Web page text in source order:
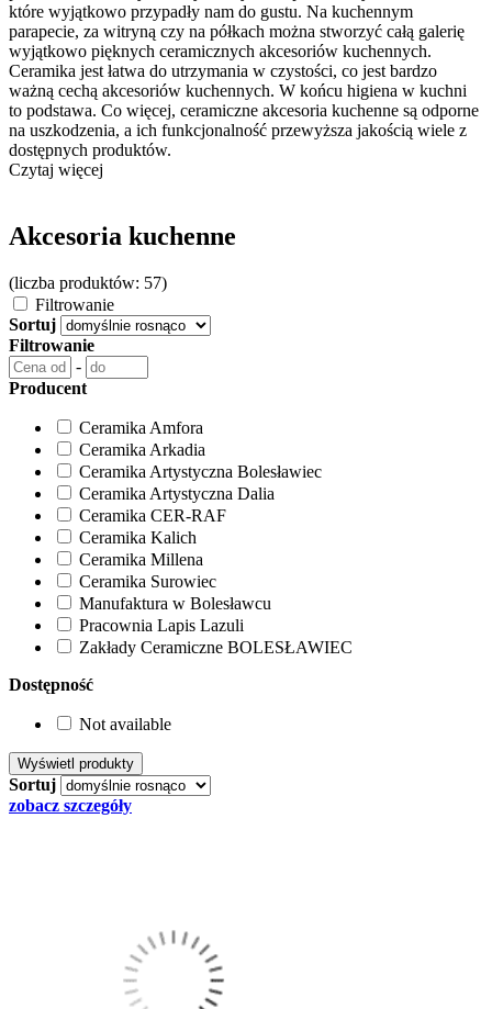
które wyjątkowo przypadły nam do gustu. Na kuchennym
parapecie, za witryną czy na półkach można stworzyć całą galerię
wyjątkowo pięknych ceramicznych akcesoriów kuchennych.
Ceramika jest łatwa do utrzymania w czystości, co jest bardzo
ważną cechą akcesoriów kuchennych. W końcu higiena w kuchni
to podstawa. Co więcej, ceramiczne akcesoria kuchenne są odporne
na uszkodzenia, a ich funkcjonalność przewyższa jakością wiele z
dostępnych produktów.
Czytaj więcej
Akcesoria kuchenne
(liczba produktów: 57)
Filtrowanie
Sortuj
Filtrowanie
-
Producent
Ceramika Amfora
Ceramika Arkadia
Ceramika Artystyczna Bolesławiec
Ceramika Artystyczna Dalia
Ceramika CER-RAF
Ceramika Kalich
Ceramika Millena
Ceramika Surowiec
Manufaktura w Bolesławcu
Pracownia Lapis Lazuli
Zakłady Ceramiczne BOLESŁAWIEC
Dostępność
Not available
Sortuj
zobacz szczegóły